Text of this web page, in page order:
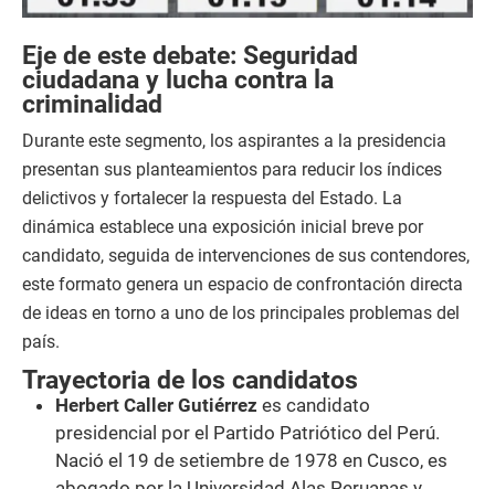
Eje de este debate: Seguridad
ciudadana y lucha contra la
criminalidad
Durante este segmento, los aspirantes a la presidencia
presentan sus planteamientos para reducir los índices
delictivos y fortalecer la respuesta del Estado. La
dinámica establece una exposición inicial breve por
candidato, seguida de intervenciones de sus contendores,
este formato genera un espacio de confrontación directa
de ideas en torno a uno de los principales problemas del
país.
Trayectoria de los candidatos
Herbert Caller Gutiérrez es candidato
presidencial por el Partido Patriótico del Perú.
Nació el 19 de setiembre de 1978 en Cusco, es